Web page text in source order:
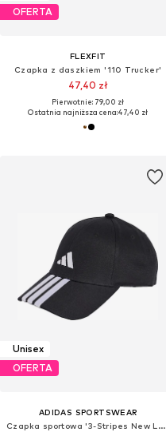
OFERTA
FLEXFIT
Czapka z daszkiem '110 Trucker'
47,40 zł
Pierwotnie: 79,00 zł
Ostatnia najniższa cena:47,40 zł
Unisex
OFERTA
ADIDAS SPORTSWEAR
Czapka sportowa '3-Stripes New Logo Baseball'